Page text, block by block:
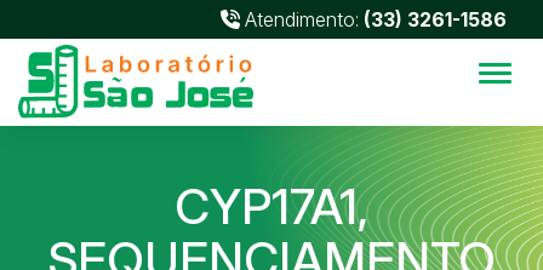
Atendimento: (33) 3261-1586
CYP17A1,